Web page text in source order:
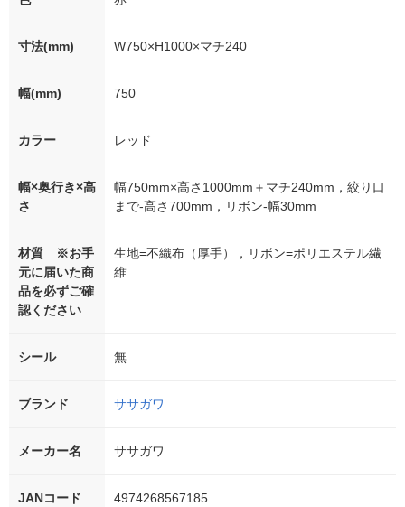
寸法(mm) W750×H1000×マチ240
幅(mm) 750
カラー レッド
幅×奥行き×高
さ
幅750mm×高さ1000mm＋マチ240mm，絞り口
まで-高さ700mm，リボン-幅30mm
材質 ※お手
元に届いた商
品を必ずご確
認ください
生地=不織布（厚手），リボン=ポリエステル繊
維
シール 無
ブランド ササガワ
メーカー名 ササガワ
JANコード 4974268567185